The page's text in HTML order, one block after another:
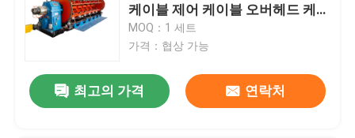
케이블 제어 케이블 오버헤드 케이
블
MOQ：1 세트
가격：협상 가능
최고의 가격 연락처